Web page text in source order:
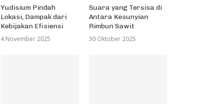
Yudisium Pindah
Lokasi, Dampak dari
Kebijakan Efisiensi
4 November 2025
Suara yang Tersisa di
Antara Kesunyian
Rimbun Sawit
30 Oktober 2025